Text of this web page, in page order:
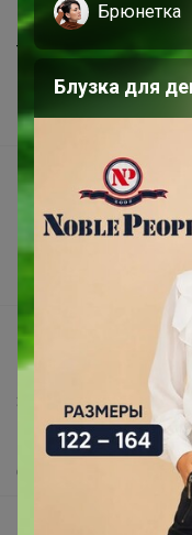
Шоурумы
Торговые марки
Наша команда
В наличии
Подарочные
Реклама на сайте
Поставщикам
support@24-ok.ru
Написать в
Защита покупателя
Помощь
О нас
Брюнетка
Блузка для